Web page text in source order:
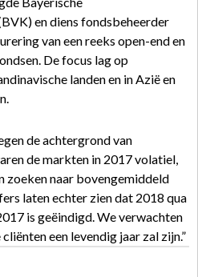
en diens fondsbeheerder
van een reeks open-end en
De focus lag op
landen en in Azië en
de achtergrond van
de markten in 2017 volatiel,
zoeken naar bovengemiddeld
laten echter zien dat 2018 qua
is geëindigd. We verwachten
een levendig jaar zal zijn.”